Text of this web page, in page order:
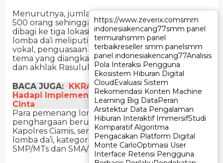
https://www.zeverix.comsmm
indonesiakencang77smm panel
termurahsmm panel
terbaikreseller smm panelsmm
panel indonesiakencang77Analisis
Pola Interaksi Pengguna
Ekosistem Hiburan Digital
CloudEvaluasi Sistem
Rekomendasi Konten Machine
Learning Big DataPeran
Arsitektur Data Pengalaman
Hiburan Interaktif ImmersifStudi
Komparatif Algoritma
Pengacakan Platform Digital
Monte CarloOptimasi User
Interface Retensi Pengguna
https://www.zeverix.comsmm
indonesiakencang77smm panel
termurahsmm panel
terbaikreseller smm panelsmm
panel indonesiakencang77Analisis
Pola Interaksi Pengguna
Ekosistem Hiburan Digital
CloudEvaluasi Sistem
Rekomendasi Konten Machine
Learning Big DataPeran
Arsitektur Data Pengalaman
Hiburan Interaktif ImmersifStudi
Komparatif Algoritma
Pengacakan Platform Digital
Monte CarloOptimasi User
Interface Retensi Pengguna
Menurutnya, jumlah peserta mencapai lebih dari
500 orang sehingga pelaksanaan lomba harus
dibagi ke tiga lokasi. Adapun kriteria penilaian
lomba da’i meliputi penguasaan materi, artikulasi,
vokal, penguasaan panggung, serta kesesuaian
tema yang diangkat, yakni semangat Maulid Nabi
dan akhlak Rasulullah SAW.
BACA JUGA: KKRA Ciamis Siapkan Guru RA
Hadapi Implementasi Kurikulum Berbasis
Cinta
Para pemenang lomba berhak mendapatkan
penghargaan berupa sertifikat, piala dari
Kapolres Ciamis, serta uang pembinaan. Selain
lomba da’i, kategori hadrah diikuti pelajar tingkat
SMP/MTs dan SMA/SMK/MA.